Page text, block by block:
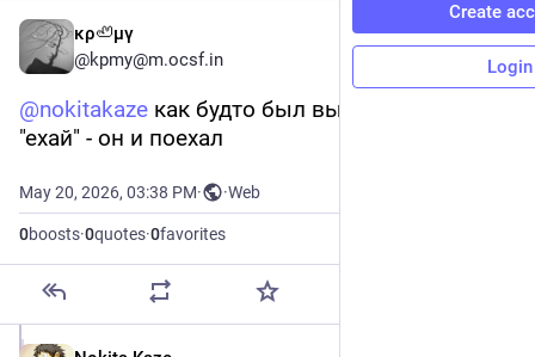
κρ🦥μγ
@kpmy@m.ocsf.in
@nokitakaze как будто был выбор, сказали
"ехай" - он и поехал
May 20, 2026, 03:38 PM· ·Web
0boosts·0quotes·0favorites
Create
Login